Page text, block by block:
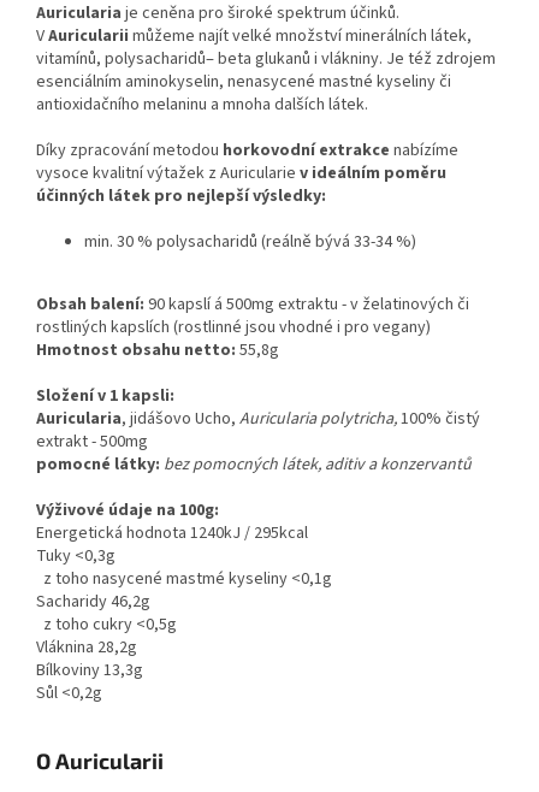
Auricularia je ceněna pro široké spektrum účinků.
VAuricularii můžeme najít velké množství minerálních látek,
vitamínů, polysacharidů‒ beta glukanů i vlákniny. Je též zdrojem
esenciálním aminokyselin, nenasycené mastné kyseliny či
antioxidačního melaninu a mnoha dalších látek.
Díky zpracování metodou horkovodní extrakce nabízíme
vysoce kvalitní výtažek z Auricularie v ideálním poměru
účinných látek pro nejlepší výsledky:
min. 30 % polysacharidů (reálně bývá 33-34 %)
Obsah balení: 90 kapslí á 500mg extraktu - v želatinových či
rostliných kapslích (rostlinné jsou vhodné i pro vegany)
Hmotnost obsahu netto: 55,8g
Složení v 1 kapsli:
Auricularia, jidášovo Ucho, Auricularia polytricha,100% čistý
extrakt - 500mg
pomocné látky: bez pomocných látek, aditiv a konzervantů
Výživové údaje na 100g:
Energetická hodnota 1240kJ / 295kcal
Tuky <0,3g
z toho nasycené mastmé kyseliny <0,1g
Sacharidy 46,2g
z toho cukry <0,5g
Vláknina 28,2g
Bílkoviny 13,3g
Sůl <0,2g
O Auricularii